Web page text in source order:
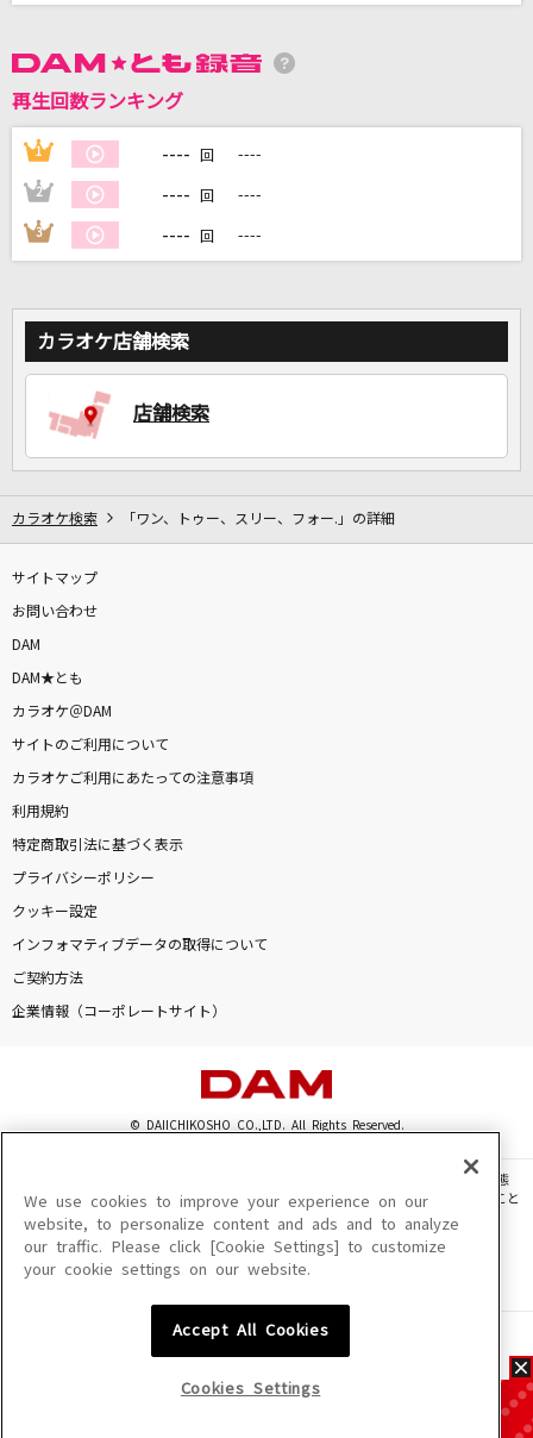
黒夢
[生音]俺らしく
北島三郎
カラオケをもっと楽しもう！
再生回数ランキング
1 ---- 回 ----
2 ---- 回 ----
3 ---- 回 ----
カラオケ店舗検索
店舗検索
カラオケ検索 「ワン、トゥー、スリー、フォー.」の詳細
サイトマップ
お問い合わせ
DAM
DAM★とも
カラオケ＠DAM
サイトのご利用について
カラオケご利用にあたっての注意事項
利用規約
特定商取引法に基づく表示
プライバシーポリシー
クッキー設定
インフォマティブデータの取得について
ご契約方法
企業情報（コーポレートサイト）
© DAIICHIKOSHO CO.,LTD. All Rights Reserved.
このサイトに掲載されている一切の文章・画像・写真・動画・音声等を、手段や形態
を問わず、著作権法の定める範囲を超えて無断で複製、転載、ファイル化などすること
を禁じます。
楽曲及びコンテンツは、機種によりご利用いただけない場合があります。
楽曲及びコンテンツの配信日、配信内容が変更になる場合があります。
We use cookies to improve your experience on our
website, to personalize content and ads and to analyze
our traffic. Please click [Cookie Settings] to customize
your cookie settings on our website.
Accept All Cookies
Cookies Settings